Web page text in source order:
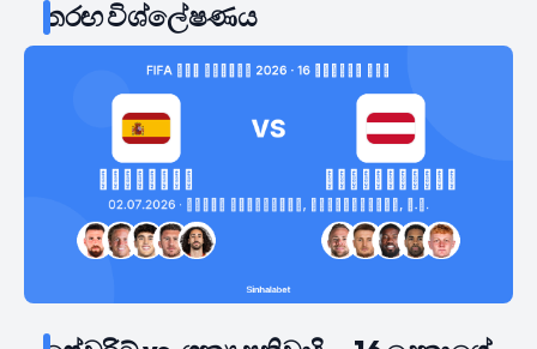
තරඟ විශ්ලේෂණය